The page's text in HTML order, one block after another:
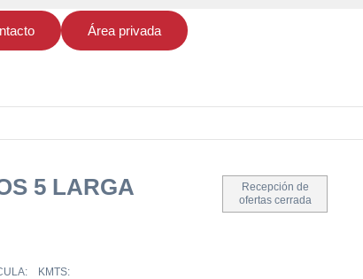
Área privada
5 LARGA
Recepción de
ofertas cerrada
KMTS: